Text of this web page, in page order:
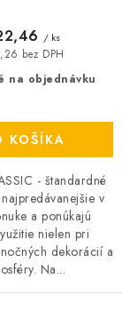
na objednávku
bez DPH
/ ks
KOŠÍKA
- štandardné
v
a ponúkajú
nielen pri
dekorácií a
Na...